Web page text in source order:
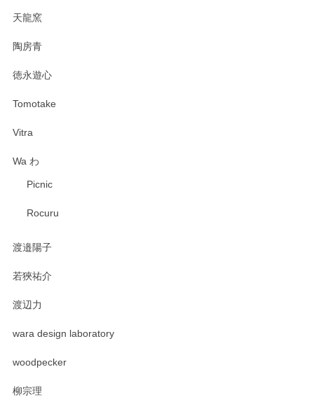
天龍窯
陶房青
徳永遊心
Tomotake
Vitra
Wa わ
Picnic
Rocuru
渡邉陽子
若狹祐介
渡辺力
wara design laboratory
woodpecker
柳宗理